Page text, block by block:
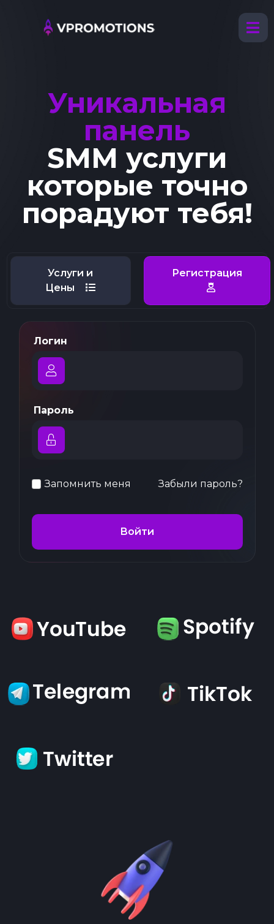
Уникальная
панель
SMM услуги
которые точно
порадуют тебя!
Услуги и
Цены
Регистрация
Логин
Пароль
Запомнить меня Забыли пароль?
Войти